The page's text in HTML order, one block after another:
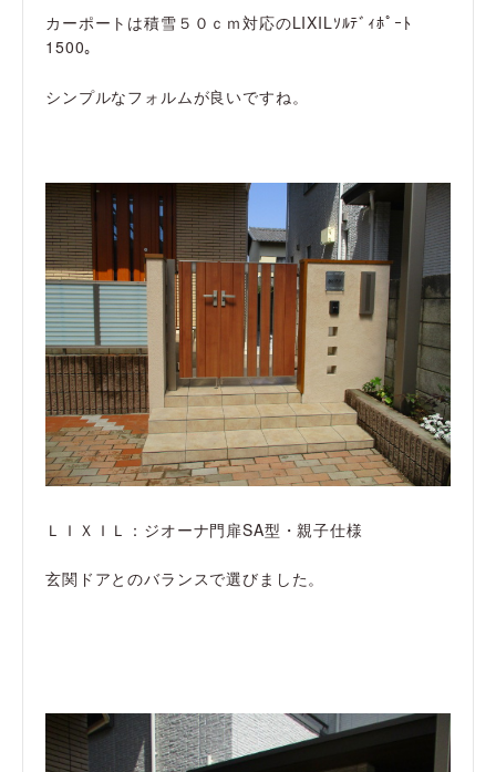
カーポートは積雪５０ｃｍ対応のLIXILｿﾙﾃﾞｨﾎﾟｰﾄ
1500。
シンプルなフォルムが良いですね。
ＬＩＸＩＬ：ジオーナ門扉SA型・親子仕様
玄関ドアとのバランスで選びました。